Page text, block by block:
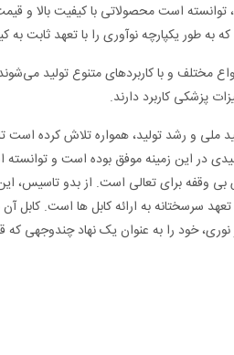
توانسته است محصولاتی با کیفیت بالا و
به طور یکپارچه نوآوری را با تعهد ثابت به
مختلف و با کاربردهای متنوع تولید
پزشکی کاربرد دارند.
ملی و رشد تولید، همواره تلاش کرده است
در این زمینه موفق بوده است و
وقفه برای تعالی است. از بدو تاسیس،
سرسختانه به ارائه کابل ها است. کابل آن
خود را به عنوان یک نهاد چندوجهی که